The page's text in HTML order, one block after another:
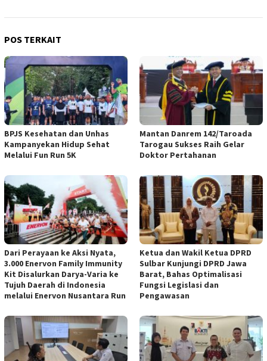
POS TERKAIT
BPJS Kesehatan dan Unhas
Kampanyekan Hidup Sehat
Melalui Fun Run 5K
Mantan Danrem 142/Taroada
Tarogau Sukses Raih Gelar
Doktor Pertahanan
Dari Perayaan ke Aksi Nyata,
3.000 Enervon Family Immunity
Kit Disalurkan Darya-Varia ke
Tujuh Daerah di Indonesia
melalui Enervon Nusantara Run
Ketua dan Wakil Ketua DPRD
Sulbar Kunjungi DPRD Jawa
Barat, Bahas Optimalisasi
Fungsi Legislasi dan
Pengawasan